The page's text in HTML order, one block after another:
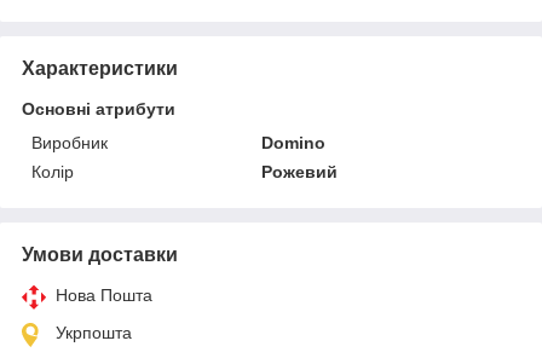
Характеристики
Основні атрибути
Виробник
Domino
Колір
Рожевий
Умови доставки
Нова Пошта
Укрпошта